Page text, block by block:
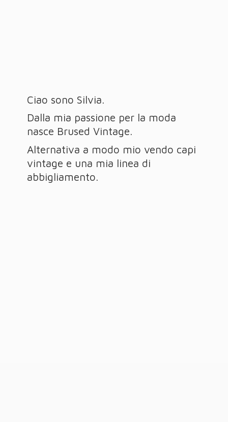
Ciao sono Silvia.
Dalla mia passione per la moda
nasce Brused Vintage.
Alternativa a modo mio vendo capi
vintage e una mia linea di
abbigliamento.